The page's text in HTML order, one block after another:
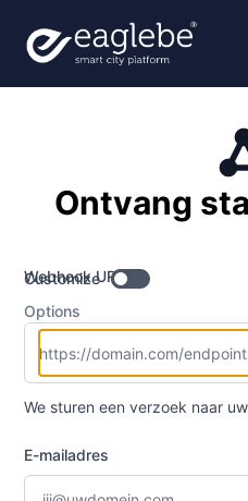
Ontvang
Webhook URL
Customize
Options
We sturen een verzoek naar
E-mailadres